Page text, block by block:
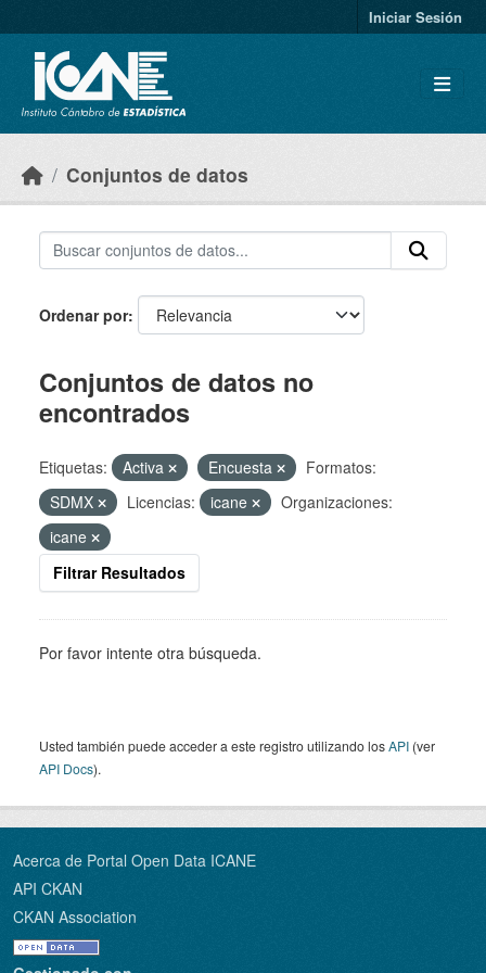
Iniciar Sesión
Conjuntos de datos
Ordenar por
Conjuntos de datos no
encontrados
Etiquetas: Activa Encuesta
Formatos:
SDMX
Licencias: icane
Organizaciones:
icane
Filtrar Resultados
Por favor intente otra búsqueda.
Usted también puede acceder a este registro utilizando losAPI (ver
API Docs).
Acerca de Portal Open Data ICANE
API CKAN
CKAN Association